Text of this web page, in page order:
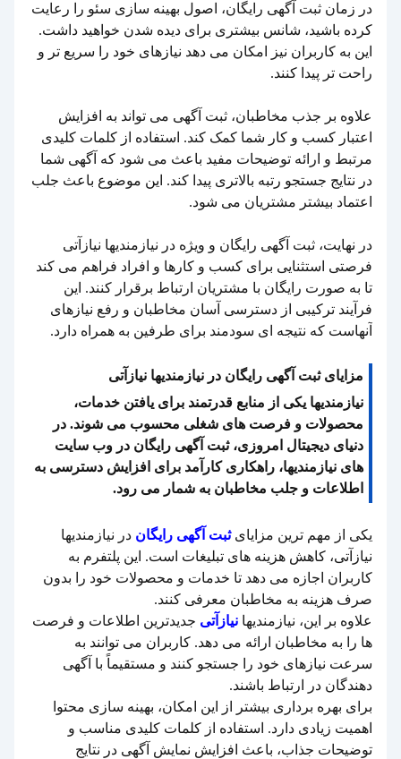
در زمان ثبت آگهی رایگان، اصول بهینه سازی سئو را رعایت
کرده باشید، شانس بیشتری برای دیده شدن خواهید داشت.
این به کاربران نیز امکان می دهد نیازهای خود را سریع تر و
راحت تر پیدا کنند.
علاوه بر جذب مخاطبان، ثبت آگهی می تواند به افزایش
اعتبار کسب و کار شما کمک کند. استفاده از کلمات کلیدی
مرتبط و ارائه توضیحات مفید باعث می شود که آگهی شما
در نتایج جستجو رتبه بالاتری پیدا کند. این موضوع باعث جلب
اعتماد بیشتر مشتریان می شود.
در نهایت، ثبت آگهی رایگان و ویژه در نیازمندیها نیازآتی
فرصتی استثنایی برای کسب و کارها و افراد فراهم می کند
تا به صورت رایگان با مشتریان ارتباط برقرار کنند. این
فرآیند ترکیبی از دسترسی آسان مخاطبان و رفع نیازهای
آنهاست که نتیجه ای سودمند برای طرفین به همراه دارد.
مزایای ثبت آگهی رایگان در نیازمندیها نیازآتی
نیازمندیها یکی از منابع قدرتمند برای یافتن خدمات،
محصولات و فرصت های شغلی محسوب می شوند. در
دنیای دیجیتال امروزی، ثبت آگهی رایگان در وب سایت
های نیازمندیها، راهکاری کارآمد برای افزایش دسترسی به
اطلاعات و جلب مخاطبان به شمار می رود.
یکی از مهم ترین مزایایثبت آگهی رایگان در نیازمندیها
نیازآتی، کاهش هزینه های تبلیغات است. این پلتفرم به
کاربران اجازه می دهد تا خدمات و محصولات خود را بدون
صرف هزینه به مخاطبان معرفی کنند.
علاوه بر این، نیازمندیها نیازآتی جدیدترین اطلاعات و فرصت
ها را به مخاطبان ارائه می دهد. کاربران می توانند به
سرعت نیازهای خود را جستجو کنند و مستقیماً با آگهی
دهندگان در ارتباط باشند.
برای بهره برداری بیشتر از این امکان، بهینه سازی محتوا
اهمیت زیادی دارد. استفاده از کلمات کلیدی مناسب و
توضیحات جذاب، باعث افزایش نمایش آگهی در نتایج